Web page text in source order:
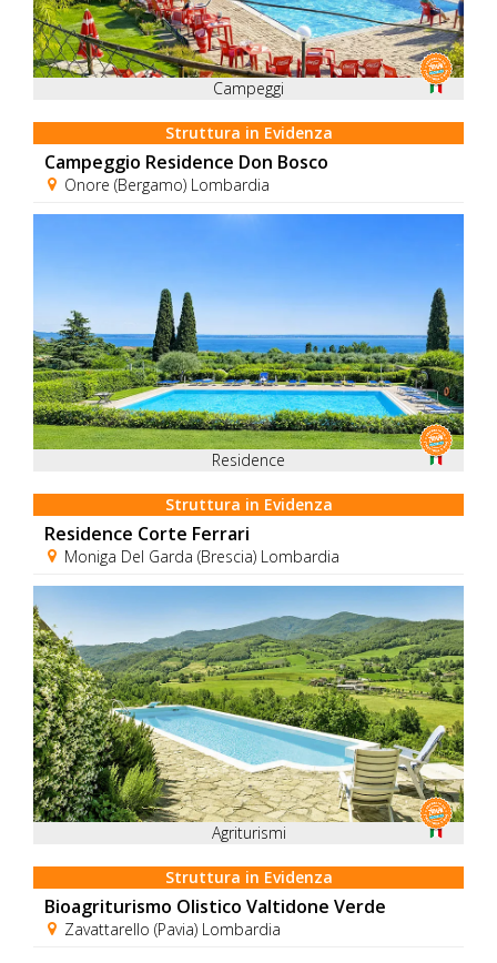
Campeggi
Struttura in Evidenza
Campeggio Residence Don Bosco
Onore (Bergamo) Lombardia
Residence
Struttura in Evidenza
Residence Corte Ferrari
Moniga Del Garda (Brescia) Lombardia
Agriturismi
Struttura in Evidenza
Bioagriturismo Olistico Valtidone Verde
Zavattarello (Pavia) Lombardia